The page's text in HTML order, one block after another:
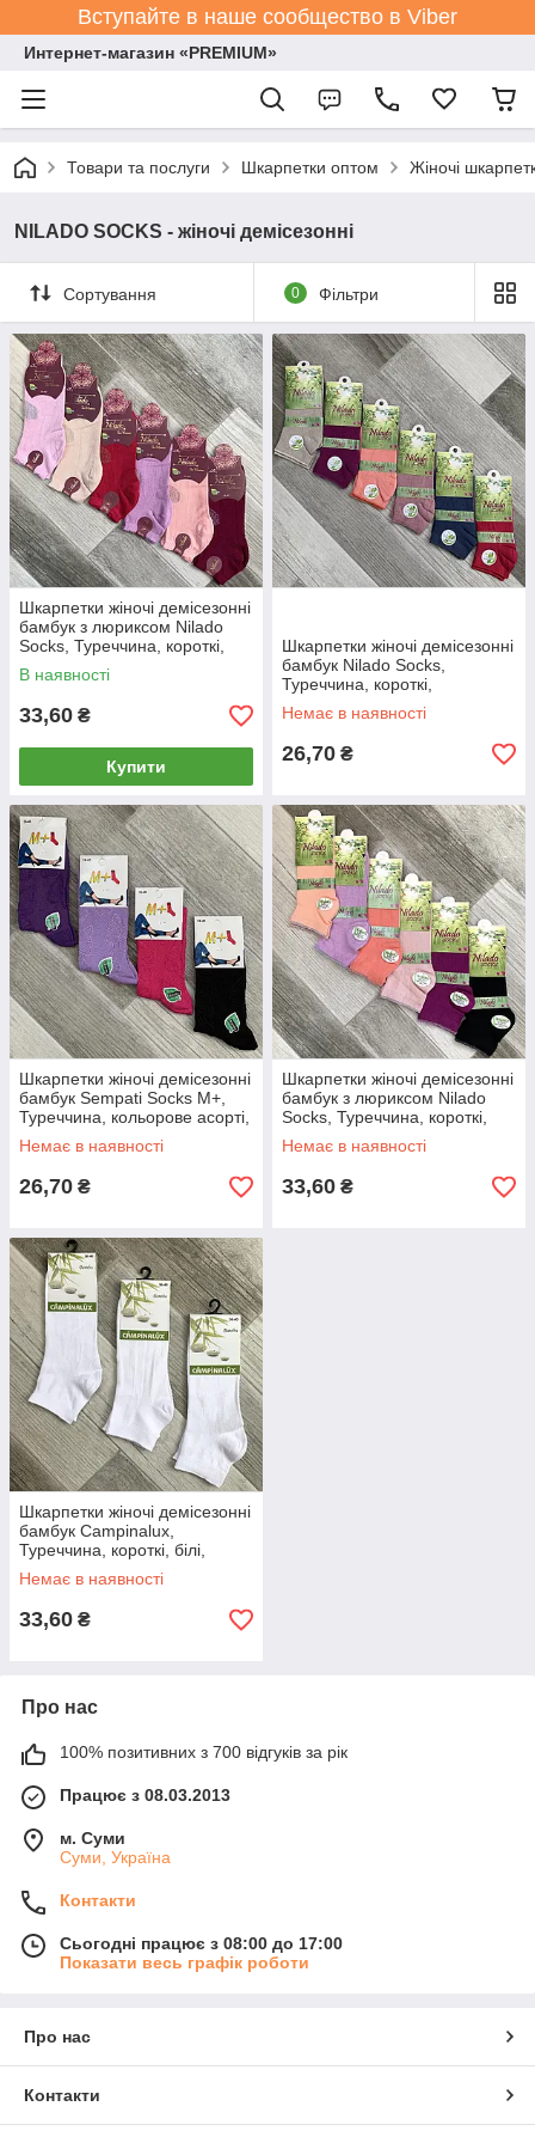
Вступайте в наше сообщество в Viber
Интернет-магазин «PREMIUM»
Товари та послуги Шкарпетки оптом Жіночі
NILADO SOCKS - жіночі демісезонні
Сортування 0 Фільтри
Шкарпетки жіночі демісезонні
бамбук з люриксом Nilado
Socks, Туреччина, короткі,
кольорове асорті, 03736
В наявності
33,60 ₴
Купити
Шкарпетки жіночі демісезонні
бамбук Nilado Socks,
Туреччина, короткі,
кольорове асорті, 02640
Немає в наявності
26,70 ₴
Шкарпетки жіночі демісезонні
бамбук Sempati Socks M+,
Туреччина, кольорове асорті,
02641
Немає в наявності
26,70 ₴
Шкарпетки жіночі демісезонні
бамбук з люриксом Nilado
Socks, Туреччина, короткі,
кольорове асорті, 03737
Немає в наявності
33,60 ₴
Шкарпетки жіночі демісезонні
бамбук Campinalux,
Туреччина, короткі, білі,
03792
Немає в наявності
33,60 ₴
Про нас
100% позитивних з 700 відгуків за рік
Працює з 08.03.2013
м. Суми
Суми, Україна
Контакти
Сьогодні працює з 08:00 до 17:00
Показати весь графік роботи
Про нас
Контакти